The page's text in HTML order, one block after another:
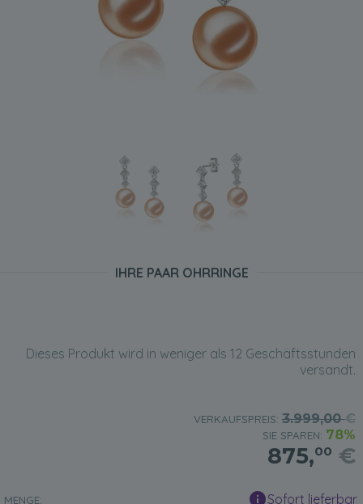
IHRE PAAR OHRRINGE
Dieses Produkt wird in weniger als 12 Geschäftsstunden
versandt.
VERKAUFSPREIS: 3.999,00€
SIE SPAREN: 78%
875,00 €
MENGE: Sofort lieferbar